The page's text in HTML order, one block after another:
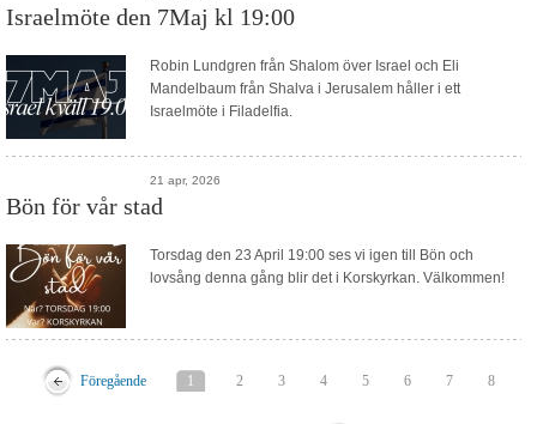
Israelmöte den 7Maj kl 19:00
Robin Lundgren från Shalom över Israel och Eli
Mandelbaum från Shalva i Jerusalem håller i ett
Israelmöte i Filadelfia.
21 apr, 2026
Bön för vår stad
Torsdag den 23 April 19:00 ses vi igen till Bön och
lovsång denna gång blir det i Korskyrkan. Välkommen!
Föregående 1 2 3 4 5 6 7 8